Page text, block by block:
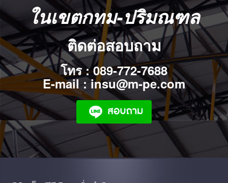
ในเขตกทม-ปริมณฑล
ติดต่อสอบถาม
โทร : 089-772-7688
E-mail : insu@m-pe.com